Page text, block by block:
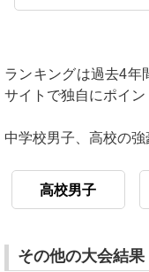
ランキングは過去4年
サイトで独自にポイン
中学校男子、高校の強
高校男子
その他の大会結果